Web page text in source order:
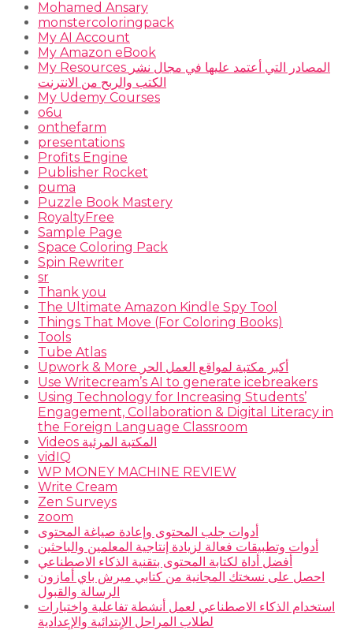
Mohamed Ansary
monstercoloringpack
My AI Account
My Amazon eBook
My Resources المصادر التي أعتمد عليها في مجال نشر
الكتب والربح من الانترنت
My Udemy Courses
o6u
onthefarm
presentations
Profits Engine
Publisher Rocket
puma
Puzzle Book Mastery
RoyaltyFree
Sample Page
Space Coloring Pack
Spin Rewriter
sr
Thank you
The Ultimate Amazon Kindle Spy Tool
Things That Move (For Coloring Books)
Tools
Tube Atlas
Upwork & More أكبر مكتبة لمواقع العمل الحر
Use Writecream’s AI to generate icebreakers
Using Technology for Increasing Students’
Engagement, Collaboration & Digital Literacy in
the Foreign Language Classroom
Videos المكتبة المرئية
vidIQ
WP MONEY MACHINE REVIEW
Write Cream
Zen Surveys
zoom
أدوات جلب المحتوى وإعادة صياغة المحتوى
أدوات وتطبيقات فعالة لزيادة إنتاجية المعلمين والباحثين
أفضل أداة لكتابة المحتوى بتقنية الذكاء الاصطناعي
احصل على نسختك المجانية من كتابي ميرش باي أمازون
الرسالة والقبول
استخدام الذكاء الاصطناعي لعمل أنشطة تفاعلية واختبارات
لطلاب المراحل الإبتدائية والإعدادية